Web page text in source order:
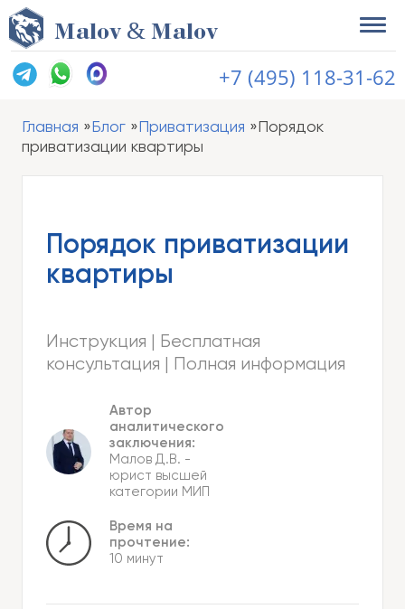
Malov & Malov
+7 (495) 118-31-62
Главная Блог Приватизация
Порядок
приватизации квартиры
Порядок приватизации
квартиры
Инструкция | Бесплатная
консультация | Полная информация
Автор
аналитического
заключения:
Малов Д.В. -
юрист высшей
категории МИП
Время на
прочтение:
10 минут